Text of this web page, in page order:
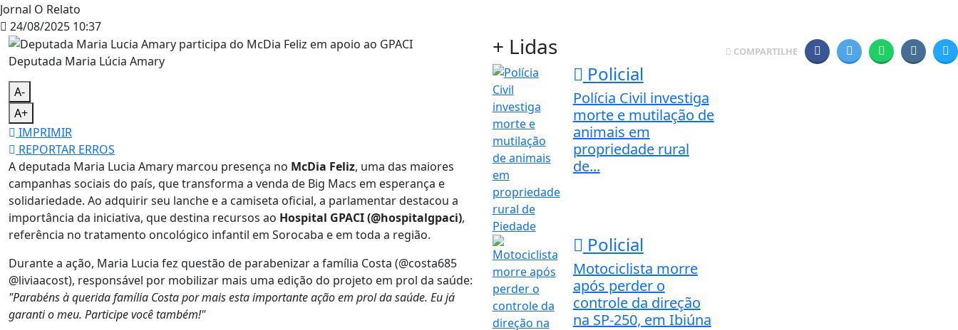
Jornal O Relato
24/08/2025 10:37
COMPARTILHE
Deputada Maria Lúcia Amary
A-
A+
IMPRIMIR
REPORTAR ERROS
A deputada Maria Lucia Amary marcou presença no McDia Feliz, uma das maiores
campanhas sociais do país, que transforma a venda de Big Macs em esperança e
solidariedade. Ao adquirir seu lanche e a camiseta oficial, a parlamentar destacou a
importância da iniciativa, que destina recursos ao Hospital GPACI (@hospitalgpaci),
referência no tratamento oncológico infantil em Sorocaba e em toda a região.
Durante a ação, Maria Lucia fez questão de parabenizar a família Costa (@costa685
@liviaacost), responsável por mobilizar mais uma edição do projeto em prol da saúde:
"Parabéns à querida família Costa por mais esta importante ação em prol da saúde. Eu já
garanti o meu. Participe você também!"
+ Lidas
Policial
Polícia Civil investiga
morte e mutilação de
animais em
propriedade rural
de...
Policial
Motociclista morre
após perder o
controle da direção
na SP-250, em Ibiúna